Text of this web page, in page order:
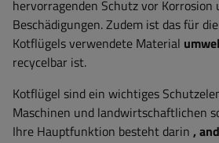
hervorragenden Schutz vor Korrosion
Beschädigungen. Zudem ist das für
Kotflügels verwendete Material
recycelbar ist.
Kotflügel sind ein wichtiges
Maschinen und landwirtschaftlichen
Ihre Hauptfunktion besteht darin ,